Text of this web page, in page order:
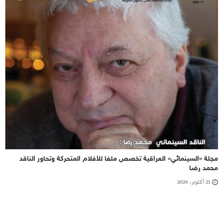
مجلة «السينمائي» العراقية تخصص ملفا للأفلام المتحركة وتحاور الناقد
محمد رضا
21 أكتوبر، 2024